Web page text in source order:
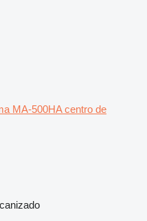
MA-500HA centro de